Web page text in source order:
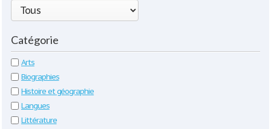
Catégorie
Arts
Biographies
Histoire et géographie
Langues
Littérature